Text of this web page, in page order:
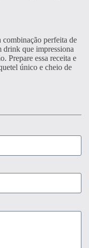
combinação perfeita de
drink que impressiona
Prepare essa receita e
único e cheio de